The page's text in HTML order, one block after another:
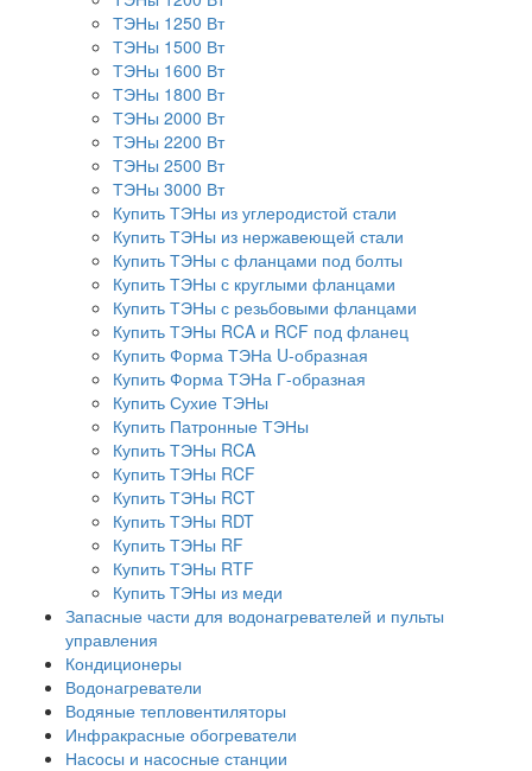
ТЭНы 1250 Вт
ТЭНы 1500 Вт
ТЭНы 1600 Вт
ТЭНы 1800 Вт
ТЭНы 2000 Вт
ТЭНы 2200 Вт
ТЭНы 2500 Вт
ТЭНы 3000 Вт
Купить ТЭНы из углеродистой стали
Купить ТЭНы из нержавеющей стали
Купить ТЭНы с фланцами под болты
Купить ТЭНы с круглыми фланцами
Купить ТЭНы с резьбовыми фланцами
Купить ТЭНы RCA и RCF под фланец
Купить Форма ТЭНа U-образная
Купить Форма ТЭНа Г-образная
Купить Сухие ТЭНы
Купить Патронные ТЭНы
Купить ТЭНы RCA
Купить ТЭНы RCF
Купить ТЭНы RCT
Купить ТЭНы RDT
Купить ТЭНы RF
Купить ТЭНы RTF
Купить ТЭНы из меди
Запасные части для водонагревателей и пульты
управления
Кондиционеры
Водонагреватели
Водяные тепловентиляторы
Инфракрасные обогреватели
Насосы и насосные станции